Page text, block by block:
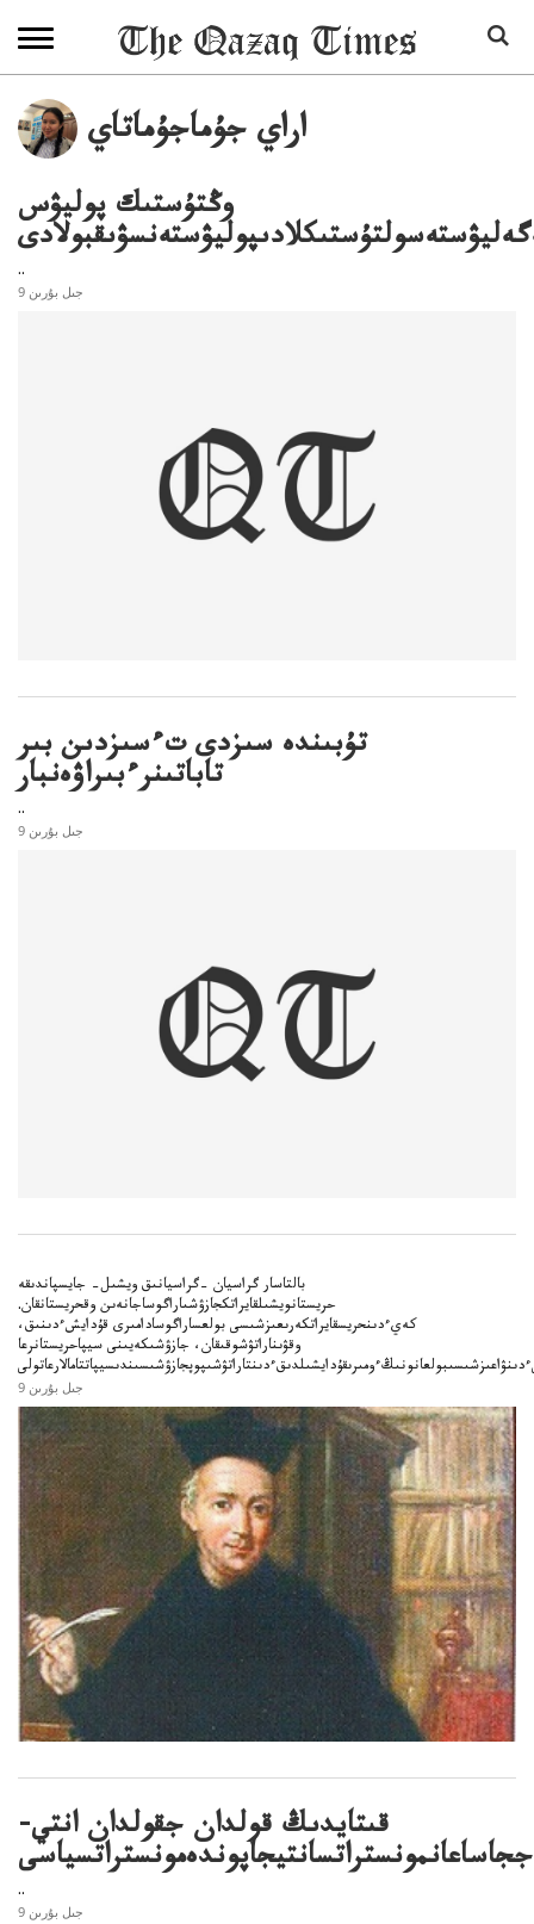
اراي جۇماجۇماتاي
وڭتۇستىك پوليۋس
..
9 جىل بۇرىن
تۇبىندە سىزدى تءسىزدىن بىر
تاباتىنرءبىراۋەنبار
..
9 جىل بۇرىن
بالتاسار گراسيان –گراسيانىق ويشىل– جايسپاندىقە
حريستانويشىلقايراتكجازۋشىاراگوساجانەىن وقحريستانقان.
كەيءدىنحريسقايراتكەرىعىزشىسى بولعساراگوسادامىرى قۇدايشءدىنىق،
وقۋىناراتۋشوقىقان، جازۋشىكەيىنى سيپاحريستانرعا
9 جىل بۇرىن
قىتايدىڭ قولدان جقولدان انتي-
ججاساعانمونستراتسانتيجاپوندەمونستراتسياسى
..
9 جىل بۇرىن